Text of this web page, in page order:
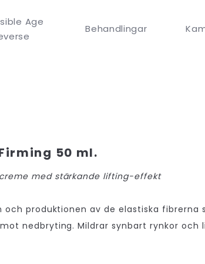
Age
Behandlingar
50 ml.
med stärkande lifting-effekt
och produktionen av de elastiska
nedbryting. Mildrar synbart rynkor och